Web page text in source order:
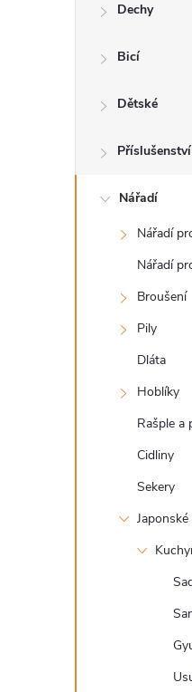
Dechy
Bicí
Dětské
Příslušenství
Nářadí
Nářadí
Nářadí
Broušení
Pily
Dláta
Hoblíky
Rašple a
Cidliny
Sekery